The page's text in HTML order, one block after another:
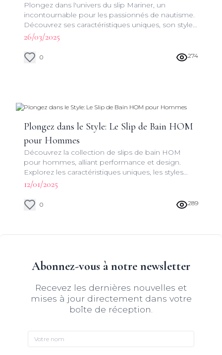
Maritimes
Plongez dans l'univers du slip Mariner, un
incontournable pour les passionnés de nautisme.
Découvrez ses caractéristiques uniques, son style
marin et ses avantages pour vos escapades en
mer.
26/03/2025
0 274
Plongez dans le Style: Le Slip de Bain HOM
pour Hommes
Découvrez la collection de slips de bain HOM
pour hommes, alliant performance et design.
Explorez les caractéristiques uniques, les styles
tendance et les conseils d'entretien pour votre
prochain achat de maillot de bain.
12/01/2025
0 289
Abonnez-vous à notre newsletter
Recevez les dernières nouvelles et
mises à jour directement dans votre
boîte de réception.